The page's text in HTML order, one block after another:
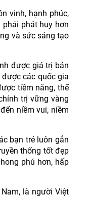
vinh, hạnh phúc,
phát huy hơn
và sức sáng tạo
được giá trị bản
các quốc gia
tiềm năng, thế
trị vững vàng
niềm vui, niềm
bạn trẻ luôn gắn
thống tốt đẹp
phú hơn, hấp
là người Việt